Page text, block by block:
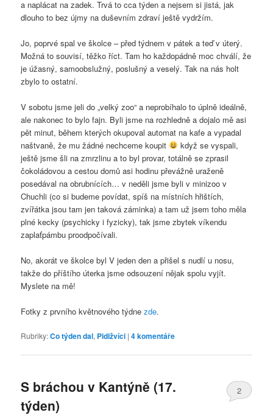
a naplácat na zadek. Trvá to cca týden a nejsem si jistá, jak
dlouho to bez újmy na duševním zdraví ještě vydržím.
Jo, poprvé spal ve školce – před týdnem v pátek a teď v úterý.
Možná to souvisí, těžko říct. Tam ho každopádně moc chválí, že
je úžasný, samoobslužný, poslušný a veselý. Tak na nás holt
zbylo to ostatní.
V sobotu jsme jeli do „velký zoo“ a neprobíhalo to úplně ideálně,
ale nakonec to bylo fajn. Byli jsme na rozhledně a dojalo mě asi
pět minut, během kterých okupoval automat na kafe a vypadal
naštvaně, že mu žádné nechceme koupit
když se vyspali,
ještě jsme šli na zmrzlinu a to byl provar, totálně se zprasil
čokoládovou a cestou domů asi hodinu převážně uraženě
posedával na obrubnících… v neděli jsme byli v minizoo v
Chuchli (co si budeme povídat, spíš na místních hřištích,
zvířátka jsou tam jen taková záminka) a tam už jsem toho měla
plné kecky (psychicky i fyzicky), tak jsme zbytek víkendu
zaplaťpámbu proodpočívali.
No, akorát ve školce byl V jeden den a přišel s nudlí u nosu,
takže do příštího úterka jsme odsouzení nějak spolu vyjít.
Myslete na mě!
Fotky z prvního květnového týdnezde.
Rubriky:Co týden dal, Pidižvíci |4komentáře
S bráchou v Kantýně (17.
týden)
2